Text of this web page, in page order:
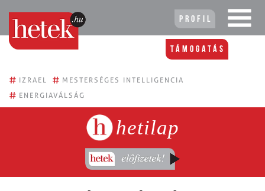
Profil
Támogatás
# IZRAEL # MESTERSÉGES INTELLIGENCIA
# ENERGIAVÁLSÁG
hetilap